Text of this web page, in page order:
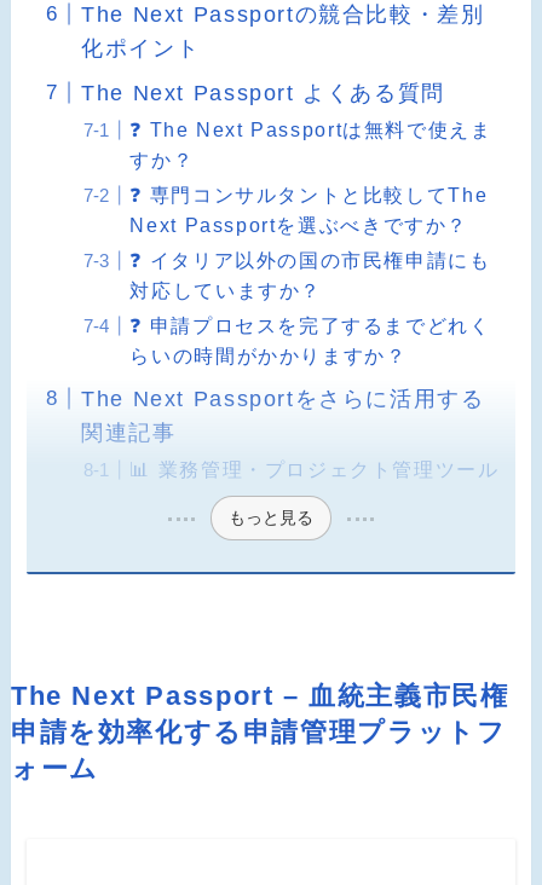
The Next Passportの競合比較・差別
化ポイント
The Next Passport よくある質問
❓ The Next Passportは無料で使えま
すか？
❓ 専門コンサルタントと比較してThe
Next Passportを選ぶべきですか？
❓ イタリア以外の国の市民権申請にも
対応していますか？
❓ 申請プロセスを完了するまでどれく
らいの時間がかかりますか？
The Next Passportをさらに活用する
関連記事
📊 業務管理・プロジェクト管理ツール
もっと見る
The Next Passport – 血統主義市民権
申請を効率化する申請管理プラットフ
ォーム